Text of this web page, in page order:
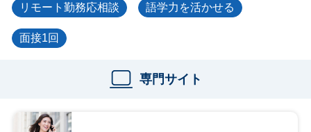
リモート勤務応相談 語学力を活かせる
面接1回
専門サイト